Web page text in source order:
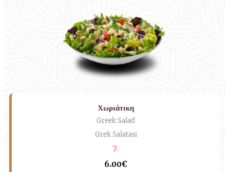
Χωριάτικη
Greek Salad
Grek Salatası
7.
6.00€